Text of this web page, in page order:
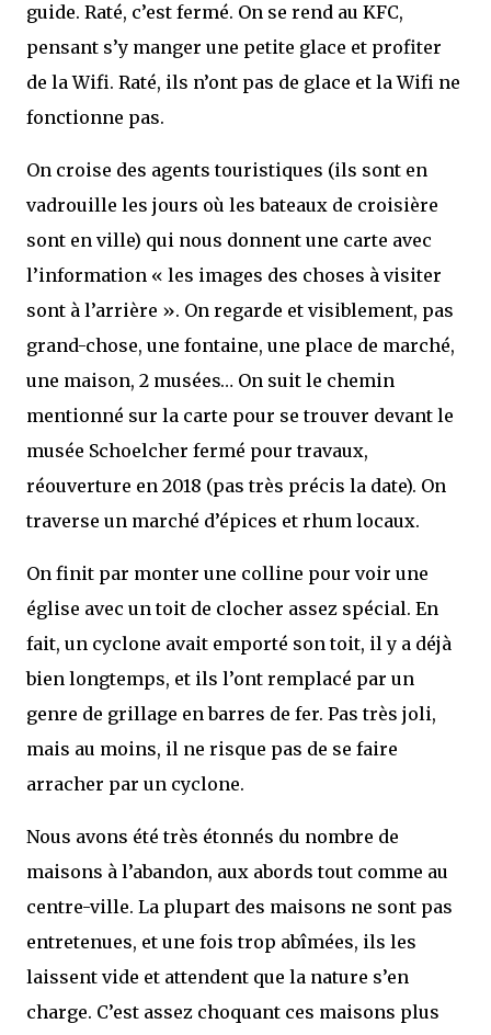
guide. Raté, c’est fermé. On se rend au KFC,
pensant s’y manger une petite glace et profiter
de la Wifi. Raté, ils n’ont pas de glace et la Wifi ne
fonctionne pas.
On croise des agents touristiques (ils sont en
vadrouille les jours où les bateaux de croisière
sont en ville) qui nous donnent une carte avec
l’information « les images des choses à visiter
sont à l’arrière ». On regarde et visiblement, pas
grand-chose, une fontaine, une place de marché,
une maison, 2 musées… On suit le chemin
mentionné sur la carte pour se trouver devant le
musée Schoelcher fermé pour travaux,
réouverture en 2018 (pas très précis la date). On
traverse un marché d’épices et rhum locaux.
On finit par monter une colline pour voir une
église avec un toit de clocher assez spécial. En
fait, un cyclone avait emporté son toit, il y a déjà
bien longtemps, et ils l’ont remplacé par un
genre de grillage en barres de fer. Pas très joli,
mais au moins, il ne risque pas de se faire
arracher par un cyclone.
Nous avons été très étonnés du nombre de
maisons à l’abandon, aux abords tout comme au
centre-ville. La plupart des maisons ne sont pas
entretenues, et une fois trop abîmées, ils les
laissent vide et attendent que la nature s’en
charge. C’est assez choquant ces maisons plus